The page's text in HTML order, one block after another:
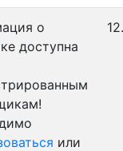
о
доступна
или